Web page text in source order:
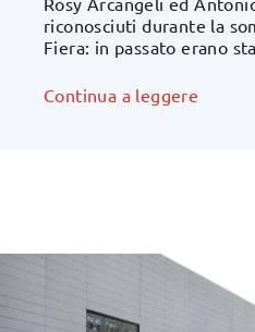
riconosciuti durante la
Fiera: in passato erano
Continua a leggere